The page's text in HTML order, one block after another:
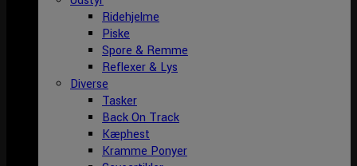
Ridehjelme
Piske
Spore & Remme
Reflexer & Lys
Diverse
Tasker
Back On Track
Kæphest
Kramme Ponyer